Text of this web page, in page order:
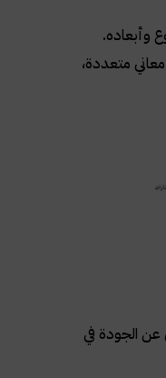
وأبعاده.
متعددة،
الجودة في